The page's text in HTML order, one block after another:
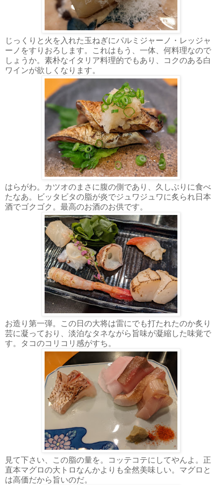
じっくりと火を入れた玉ねぎにパルミジャーノ・レッジャ
ーノをすりおろします。これはもう、一体、何料理なので
しょうか。素朴なイタリア料理的でもあり、コクのある白
ワインが欲しくなります。
はらがわ。カツオのまさに腹の側であり、久しぶりに食べ
たなあ。ビッタビタの脂が炎でジュワジュワに炙られ日本
酒でゴクゴク。最高のお酒のお供です。
お造り第一弾。この日の大将は雷にでも打たれたのか炙り
芸に凝っており、淡泊なタネながら旨味が凝縮した味覚で
す。タコのコリコリ感がすち。
見て下さい、この脂の量を。コッテコテにしてやんよ。正
直本マグロの大トロなんかよりも全然美味しい。マグロと
は高価だから旨いのだ。